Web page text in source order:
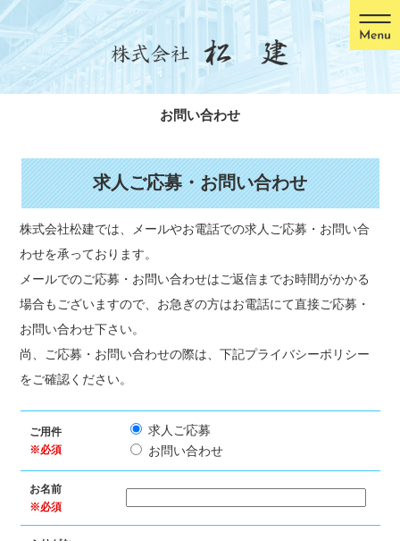
お問い合わせ
求人ご応募・お問い合わせ
株式会社松建では、メールやお電話での求人ご応募・お問い合
わせを承っております。
メールでのご応募・お問い合わせはご返信までお時間がかかる
場合もございますので、お急ぎの方はお電話にて直接ご応募・
お問い合わせ下さい。
尚、ご応募・お問い合わせの際は、下記プライバシーポリシー
をご確認ください。
ご用件
※必須
求人ご応募
お問い合わせ
お名前
※必須